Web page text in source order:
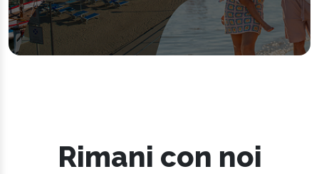
Rimani con noi